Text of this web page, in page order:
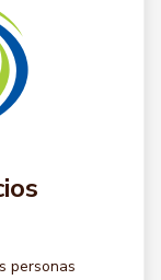
personas